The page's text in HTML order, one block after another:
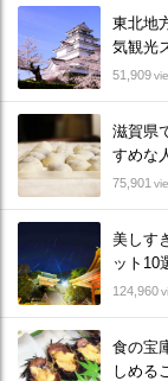
東北地
気観光
51,909
滋賀県
すめな
75,901
美しす
ット10
124,960
食の宝
しめる